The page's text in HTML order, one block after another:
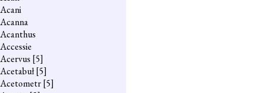
Acani
Acanna
Acanthus
Accessie
Acervus [5]
Acetabuł[5]
Acetometr[5]